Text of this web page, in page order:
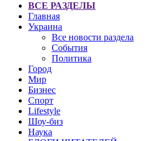
ВСЕ РАЗДЕЛЫ
Главная
Украина
Все новости раздела
События
Политика
Город
Мир
Бизнес
Спорт
Lifestyle
Шоу-биз
Наука